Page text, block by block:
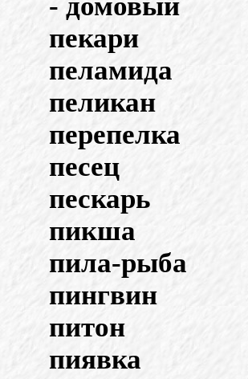
пекари
пеламида
пеликан
перепелка
песец
пескарь
пикша
пила-рыба
пингвин
питон
пиявка